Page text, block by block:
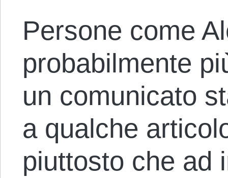
Persone come
probabilmente
un comunicato
a qualche
piuttosto che ad